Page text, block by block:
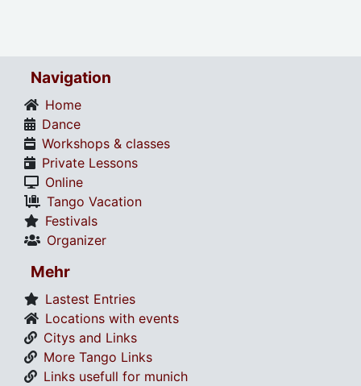
Navigation
Home
Dance
Workshops & classes
Private Lessons
Online
Tango Vacation
Festivals
Organizer
Mehr
Lastest Entries
Locations with events
Citys and Links
More Tango Links
Links usefull for munich